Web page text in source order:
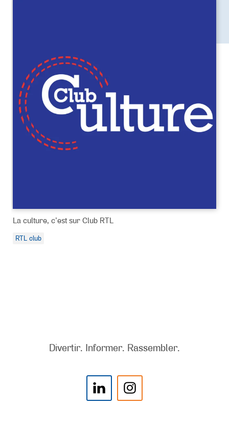
La culture, c’est sur Club RTL
RTL club
Divertir. Informer. Rassembler.